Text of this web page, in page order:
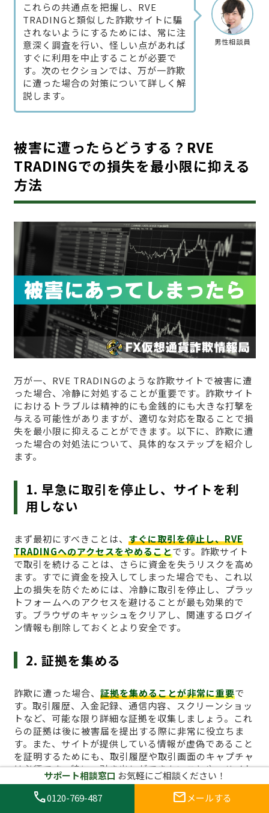
男性相談員
これらの共通点を把握し、RVE
TRADINGと類似した詐欺サイトに騙
されないようにするためには、常に注
意深く調査を行い、怪しい点があれば
すぐに利用を中止することが必要で
す。次のセクションでは、万が一詐欺
に遭った場合の対策について詳しく解
説します。
被害に遭ったらどうする？RVE
TRADINGでの損失を最小限に抑える
方法
万が一、RVE TRADINGのような詐欺サイトで被害に遭
った場合、冷静に対処することが重要です。詐欺サイト
におけるトラブルは精神的にも金銭的にも大きな打撃を
与える可能性がありますが、適切な対応を取ることで損
失を最小限に抑えることができます。以下に、詐欺に遭
った場合の対処法について、具体的なステップを紹介し
ます。
1. 早急に取引を停止し、サイトを利
用しない
まず最初にすべきことは、 すぐに取引を停止し、RVE
TRADINGへのアクセスをやめることです。詐欺サイト
で取引を続けることは、さらに資金を失うリスクを高め
ます。すでに資金を投入してしまった場合でも、これ以
上の損失を防ぐためには、冷静に取引を停止し、プラッ
トフォームへのアクセスを避けることが最も効果的で
す。ブラウザのキャッシュをクリアし、関連するログイ
ン情報も削除しておくとより安全です。
2. 証拠を集める
詐欺に遭った場合、 証拠を集めることが非常に重要で
す。取引履歴、入金記録、通信内容、スクリーンショッ
トなど、可能な限り詳細な証拠を収集しましょう。これ
らの証拠は後に被害届を提出する際に非常に役立ちま
す。また、サイトが提供している情報が虚偽であること
を証明するためにも、取引履歴や取引画面のキャプチャ
は必須です。特に、引き出しができないことや、サイト
からの不正な要求があった場合、その証拠は重要な役割
を果たします。
サポート相談窓口 お気軽にご相談ください！
call0120-769-487 mail メールする